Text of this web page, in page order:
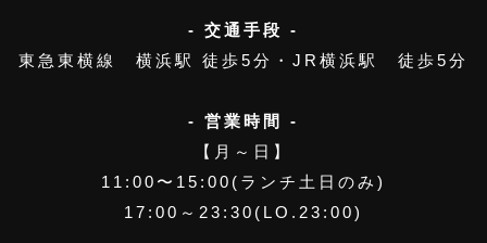
- 交通手段 -
東急東横線 横浜駅 徒歩5分・JR横浜駅 徒歩5分
- 営業時間 -
【月～日】
11:00〜15:00(ランチ土日のみ)
17:00～23:30(LO.23:00)